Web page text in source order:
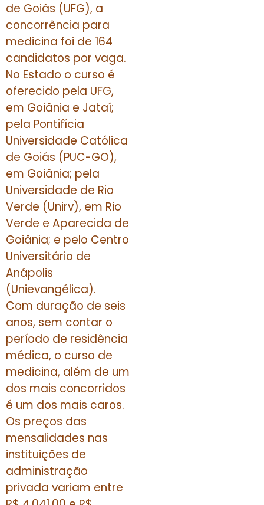
de Goiás (UFG), a
concorrência para
medicina foi de 164
candidatos por vaga.
No Estado o curso é
oferecido pela UFG,
em Goiânia e Jataí;
pela Pontifícia
Universidade Católica
de Goiás (PUC-GO),
em Goiânia; pela
Universidade de Rio
Verde (Unirv), em Rio
Verde e Aparecida de
Goiânia; e pelo Centro
Universitário de
Anápolis
(Unievangélica).
Com duração de seis
anos, sem contar o
período de residência
médica, o curso de
medicina, além de um
dos mais concorridos
é um dos mais caros.
Os preços das
mensalidades nas
instituições de
administração
privada variam entre